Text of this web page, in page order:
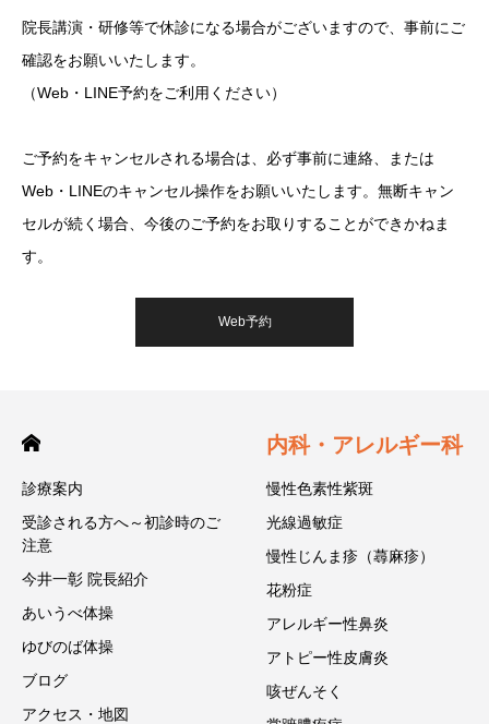
院長講演・研修等で休診になる場合がございますので、事前にご
確認をお願いいたします。
（Web・LINE予約をご利用ください）
ご予約をキャンセルされる場合は、必ず事前に連絡、または
Web・LINEのキャンセル操作をお願いいたします。無断キャン
セルが続く場合、今後のご予約をお取りすることができかねま
す。
Web予約
診療案内
受診される方へ～初診時のご
注意
今井一彰 院長紹介
あいうべ体操
ゆびのば体操
ブログ
アクセス・地図
内科・アレルギー科
慢性色素性紫斑
光線過敏症
慢性じんま疹（蕁麻疹）
花粉症
アレルギー性鼻炎
アトピー性皮膚炎
咳ぜんそく